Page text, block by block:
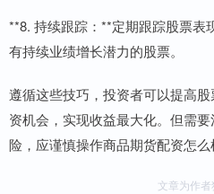
**8. 持续跟踪：**定期跟踪股票表
有持续业绩增长潜力的股票。
遵循这些技巧，投资者可以提高
资机会，实现收益最大化。但需
险，应谨慎操作商品期货配资怎么
文章为作